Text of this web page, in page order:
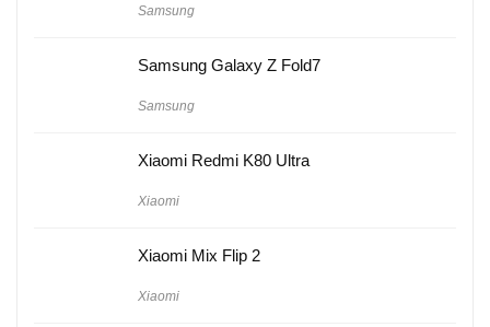
Samsung
Samsung Galaxy Z Fold7
Samsung
Xiaomi Redmi K80 Ultra
Xiaomi
Xiaomi Mix Flip 2
Xiaomi